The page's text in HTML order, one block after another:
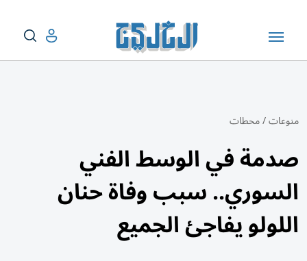
منوعات/محطات
صدمة في الوسط الفني
السوري.. سبب وفاة حنان
اللولو يفاجئ الجميع